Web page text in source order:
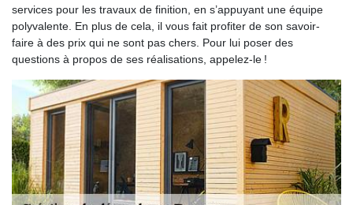
services pour les travaux de finition, en s’appuyant une équipe
polyvalente. En plus de cela, il vous fait profiter de son savoir-
faire à des prix qui ne sont pas chers. Pour lui poser des
questions à propos de ses réalisations, appelez-le !